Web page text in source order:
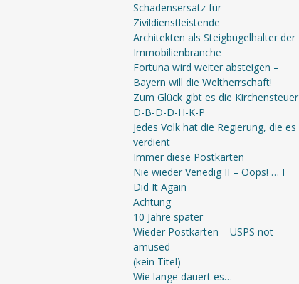
Schadensersatz für
Zivildienstleistende
Architekten als Steigbügelhalter der
Immobilienbranche
Fortuna wird weiter absteigen –
Bayern will die Weltherrschaft!
Zum Glück gibt es die Kirchensteuer
D-B-D-D-H-K-P
Jedes Volk hat die Regierung, die es
verdient
Immer diese Postkarten
Nie wieder Venedig II – Oops! … I
Did It Again
Achtung
10 Jahre später
Wieder Postkarten – USPS not
amused
(kein Titel)
Wie lange dauert es…